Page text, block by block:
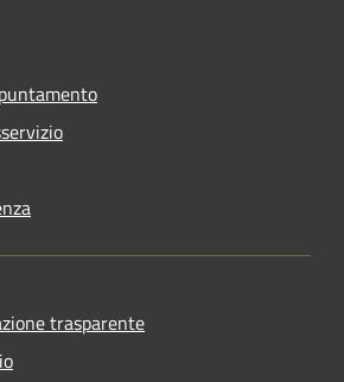
trasparente